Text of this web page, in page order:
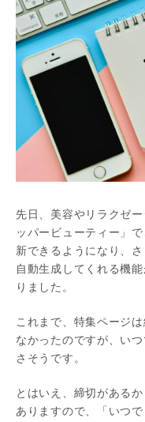
先日、美容やリラクゼ
ッパービューティー」
新できるようになり、
自動生成してくれる機
りました。
これまで、特集ページ
なかったのですが、い
さそうです。
とはいえ、締切がある
ありますので、「いつ